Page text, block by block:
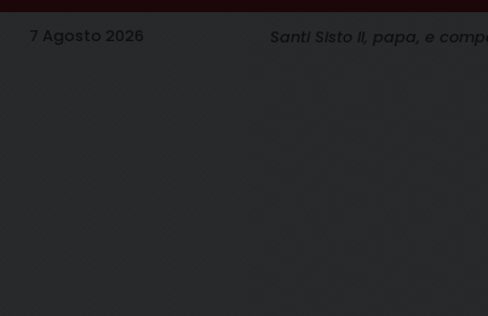
Skip
7 Agosto 2026 Santi Sisto II, papa, e